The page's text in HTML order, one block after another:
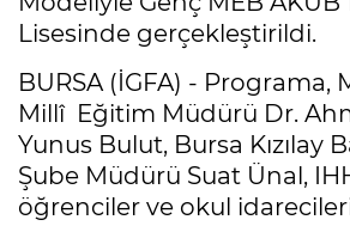
Lisesinde gerçekleştirildi.
BURSA (İGFA) -
Millî Eğitim Müdürü Dr.
Yunus Bulut, Bursa
Şube Müdürü Suat Ünal,
öğrenciler ve okul idarecileri